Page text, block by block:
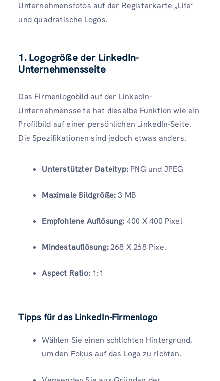
Unternehmensfotos auf der Registerkarte „Life“
und quadratische Logos.
1. Logogröße der LinkedIn-
Unternehmensseite
Das Firmenlogobild auf der LinkedIn-
Unternehmensseite hat dieselbe Funktion wie ein
Profilbild auf einer persönlichen LinkedIn-Seite.
Die Spezifikationen sind jedoch etwas anders.
Unterstützter Dateityp: PNG und JPEG
Maximale Bildgröße:3 MB
Empfohlene Auflösung: 400 X 400 Pixel
Mindestauflösung:268 X 268 Pixel
Aspect Ratio: 1:1
Tipps für das LinkedIn-Firmenlogo
Wählen Sie einen schlichten Hintergrund,
um den Fokus auf das Logo zu richten.